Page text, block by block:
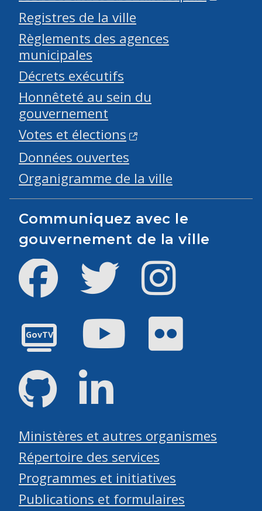
Registres de la ville
Règlements des agences
municipales
Décrets exécutifs
Honnêteté au sein du
gouvernement
Votes et élections
Données ouvertes
Organigramme de la ville
Communiquez avec le
gouvernement de la ville
Facebook Twitter
GovTV
Youtube
GitHub
Ministères et autres organismes
Répertoire des services
Programmes et initiatives
Publications et formulaires